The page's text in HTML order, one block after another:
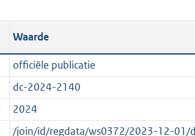
s
t
a
n
d
s
g
Waarde
officiële publicatie
dc-2024-2140
2024
/join/id/regdata/ws0372/2023-12-